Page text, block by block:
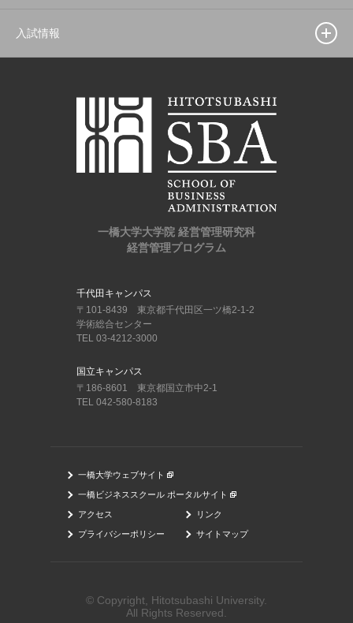
入試情報
一橋大学大学院 経営管理研究科
経営管理プログラム
© Copyright, Hitotsubashi University.
All Rights Reserved.
千代田キャンパス
〒101-8439 東京都千代田区一ツ橋2-1-2
学術総合センター
TEL 03-4212-3000
国立キャンパス
〒186-8601 東京都国立市中2-1
TEL 042-580-8183
一橋大学ウェブサイト
一橋ビジネススクール ポータルサイト
アクセス リンク
プライバシーポリシー サイトマップ